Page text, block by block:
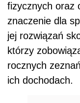
fizycznych oraz
znaczenie dla
jej rozwiązań
którzy
rocznych
ich dochodach.